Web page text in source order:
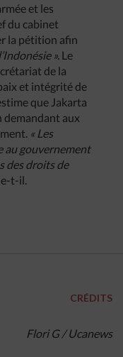
et les
du cabinet
la pétition afin
». Le
de la
et intégrité de
que Jakarta
demandant aux
« Les
au gouvernement
des droits de
t-il.
CRÉDITS
Flori G / Ucanews